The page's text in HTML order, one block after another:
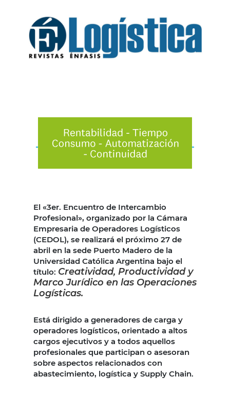
El «3er. Encuentro de Intercambio
Profesional», organizado por la Cámara
Empresaria de Operadores Logísticos
(CEDOL), se realizará el próximo 27 de
abril en la sede Puerto Madero de la
Universidad Católica Argentina bajo el
título: Creatividad, Productividad y
Marco Jurídico en las Operaciones
Logísticas.
Está dirigido a generadores de carga y
operadores logísticos, orientado a altos
cargos ejecutivos y a todos aquellos
profesionales que participan o asesoran
sobre aspectos relacionados con
abastecimiento, logística y Supply Chain.